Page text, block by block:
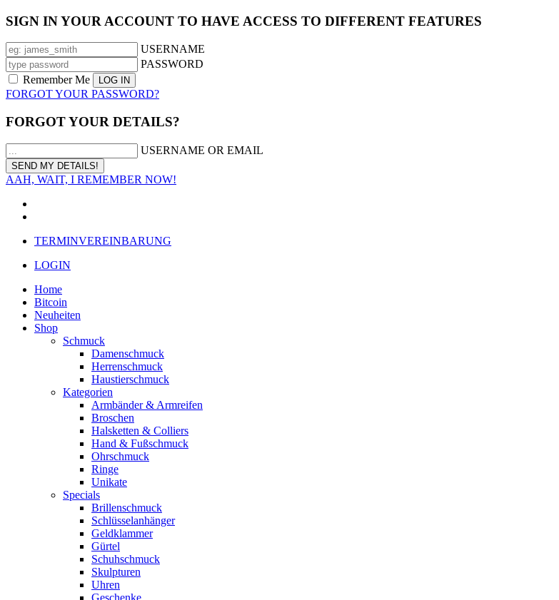
SIGN IN YOUR ACCOUNT TO HAVE ACCESS TO DIFFERENT FEATURES
USERNAME
PASSWORD
Remember Me
FORGOT YOUR PASSWORD?
FORGOT YOUR DETAILS?
USERNAME OR EMAIL
AAH, WAIT, I REMEMBER NOW!
TERMINVEREINBARUNG
LOGIN
Home
Bitcoin
Neuheiten
Shop
Schmuck
Damenschmuck
Herrenschmuck
Haustierschmuck
Kategorien
Armbänder & Armreifen
Broschen
Halsketten & Colliers
Hand & Fußschmuck
Ohrschmuck
Ringe
Unikate
Specials
Brillenschmuck
Schlüsselanhänger
Geldklammer
Gürtel
Schuhschmuck
Skulpturen
Uhren
Geschenke